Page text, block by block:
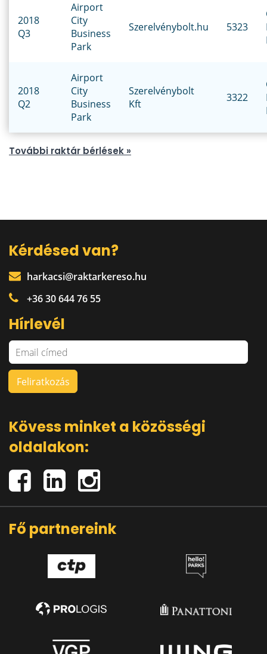
2018
Q3
Airport
City
Business
Park
Szerelvénybolt.hu 5323
2018
Q2
Airport
City
Business
Park
Szerelvénybolt
Kft
3322
További raktár bérlések »
Kérdésed van?
harkacsi@raktarkereso.hu
+36 30 644 76 55
Hírlevél
Kövess minket a közösségi
oldalakon:
Fő partnereink